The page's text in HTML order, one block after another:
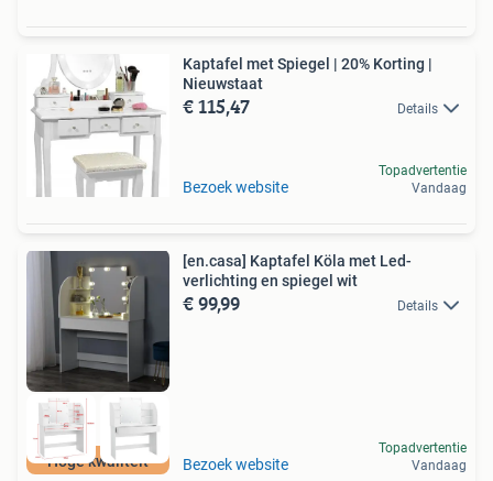
Kaptafel met Spiegel | 20% Korting |
Nieuwstaat
€ 115,47 Details
Bezoek website
Topadvertentie
Vandaag
Hoge kwaliteit
[en.casa] Kaptafel Köla met Led-
verlichting en spiegel wit
€ 99,99 Details
Bezoek website
Topadvertentie
Vandaag